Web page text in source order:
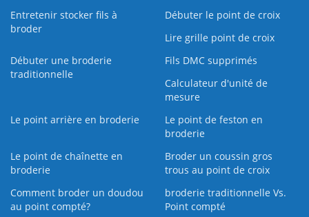
Entretenir stocker fils à
broder
Débuter le point de croix
Lire grille point de croix
Débuter une broderie
traditionnelle
Fils DMC supprimés
Calculateur d'unité de
mesure
Le point arrière en broderie
Le point de feston en
broderie
Le point de chaînette en
broderie
Broder un coussin gros
trous au point de croix
Comment broder un doudou
au point compté?
broderie traditionnelle Vs.
Point compté